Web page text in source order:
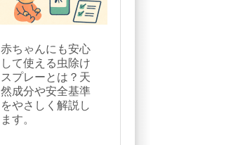
赤ちゃんにも安心
して使える虫除け
スプレーとは？天
然成分や安全基準
をやさしく解説し
ます。